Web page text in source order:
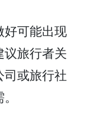
好可能出现
议旅行者关
司或旅行社